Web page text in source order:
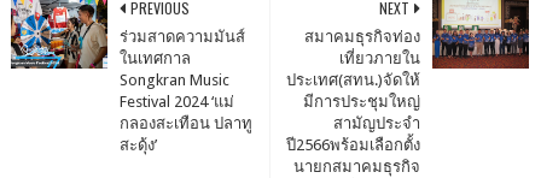
NEXT
สมาคมธุรกิจท่อง
เที่ยวภายใน
ประเทศ(สทน.)จัดให้
มีการประชุมใหญ่
สามัญประจำ
ปี2566พร้อมเลือกตั้ง
นายกสมาคมธุรกิจ
PREVIOUS
ร่วมสาดความมันส์
ในเทศกาล
Songkran Music
Festival 2024 ‘แม่
กลองสะเทือน ปลาทู
สะดุ้ง’